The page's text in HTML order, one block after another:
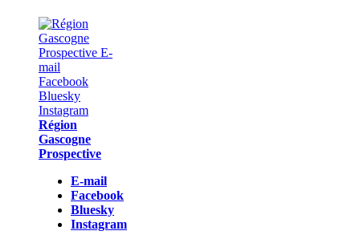
Région
Gascogne
Prospective
E-mail
Facebook
Bluesky
Instagram